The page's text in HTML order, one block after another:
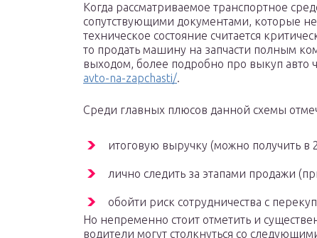
Когда рассматриваемое транспортное
сопутствующими документами, которые
техническое состояние считается
то продать машину на запчасти полным
выходом, более подробно про выкуп авто
avto-na-zapchasti/.
Среди главных плюсов данной схемы
итоговую выручку (можно получить в
лично следить за этапами продажи
обойти риск сотрудничества с
Но непременно стоит отметить и
водители могут столкнуться со